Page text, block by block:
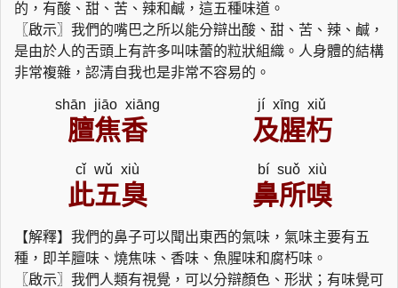
的，有酸、甜、苦、辣和鹹，這五種味道。
〖啟示〗我們的嘴巴之所以能分辯出酸、甜、苦、辣、鹹，
是由於人的舌頭上有許多叫味蕾的粒狀組織。人身體的結構
非常複雜，認清自我也是非常不容易的。
shān jiāo xiāng jí xīng xiǔ
膻焦香 及腥朽
cǐ wǔ xiù bí suǒ xiù
此五臭 鼻所嗅
【解釋】我們的鼻子可以聞出東西的氣味，氣味主要有五
種，即羊膻味、燒焦味、香味、魚腥味和腐朽味。
〖啟示〗我們人類有視覺，可以分辯顏色、形狀；有味覺可